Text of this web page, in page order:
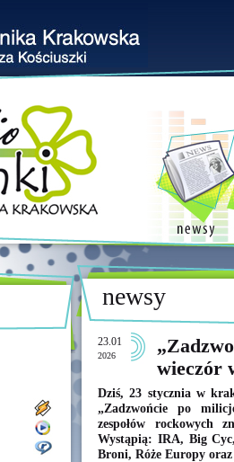
newsy
23.01
2026
wieczór
Dziś, 23 stycznia w
„Zadzwońcie po
zespołów
Wystąpią: IRA, Big
Broni, Róże Europy